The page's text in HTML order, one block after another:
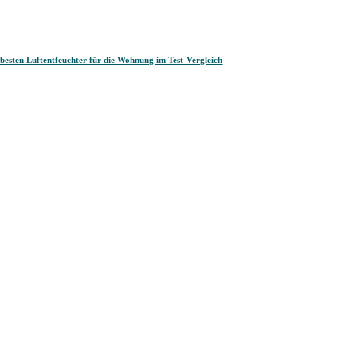
Luftentfeuchter für die Wohnung im Test-Vergleich